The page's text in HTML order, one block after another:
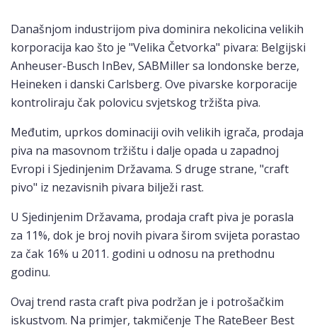
Današnjom industrijom piva dominira nekolicina velikih
korporacija kao što je "Velika Četvorka" pivara: Belgijski
Anheuser-Busch InBev, SABMiller sa londonske berze,
Heineken i danski Carlsberg. Ove pivarske korporacije
kontroliraju čak polovicu svjetskog tržišta piva.
Međutim, uprkos dominaciji ovih velikih igrača, prodaja
piva na masovnom tržištu i dalje opada u zapadnoj
Evropi i Sjedinjenim Državama. S druge strane, "craft
pivo" iz nezavisnih pivara bilježi rast.
U Sjedinjenim Državama, prodaja craft piva je porasla
za 11%, dok je broj novih pivara širom svijeta porastao
za čak 16% u 2011. godini u odnosu na prethodnu
godinu.
Ovaj trend rasta craft piva podržan je i potrošačkim
iskustvom. Na primjer, takmičenje The RateBeer Best